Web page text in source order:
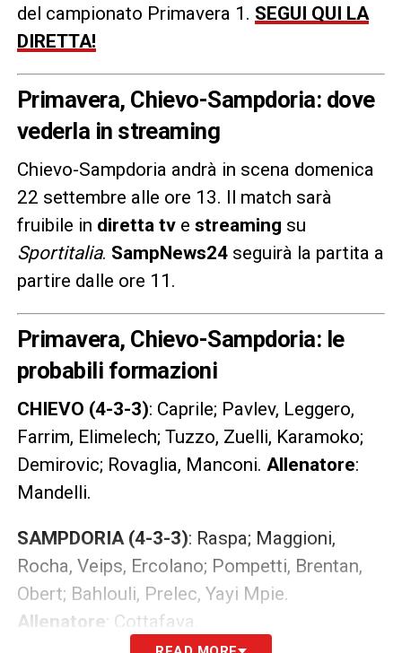
del campionato Primavera 1. SEGUI QUI LA
DIRETTA!
Primavera, Chievo-Sampdoria: dove
vederla in streaming
Chievo-Sampdoria andrà in scena domenica
22 settembre alle ore 13. Il match sarà
fruibile in diretta tve streaming su
Sportitalia. SampNews24seguirà la partita a
partire dalle ore 11.
Primavera, Chievo-Sampdoria: le
probabili formazioni
CHIEVO (4-3-3): Caprile; Pavlev, Leggero,
Farrim, Elimelech; Tuzzo, Zuelli, Karamoko;
Demirovic; Rovaglia, Manconi. Allenatore:
Mandelli.
SAMPDORIA (4-3-3): Raspa; Maggioni,
Rocha, Veips, Ercolano; Pompetti, Brentan,
Obert; Bahlouli, Prelec, Yayi Mpie.
Allenatore: Cottafava.